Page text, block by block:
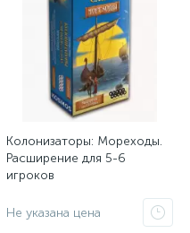
Колонизаторы: Мореходы.
Расширение для 5-6
игроков
Не указана цена